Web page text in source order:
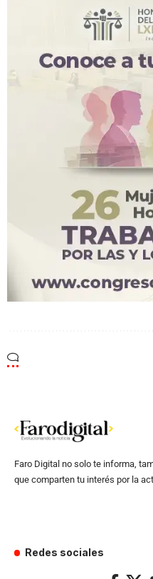
Faro Digital no solo te informa,
que comparten tu interés por la
Redes sociales